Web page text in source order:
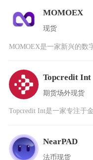
MOMOEX
现货
Topcredit Int
期货场外现货
NearPAD
法币现货